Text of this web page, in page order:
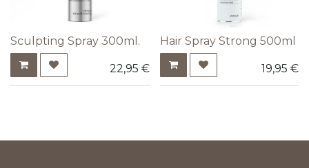
Sculpting Spray 300ml.
22,95 €
Hair Spray Strong 500ml
19,95 €